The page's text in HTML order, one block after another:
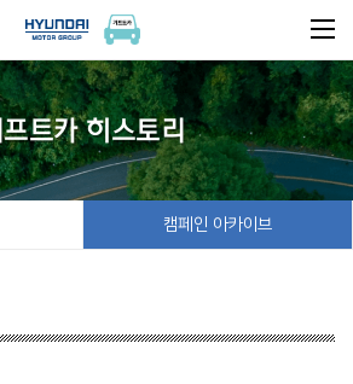
트카 히스토리
캠페인 아카이브